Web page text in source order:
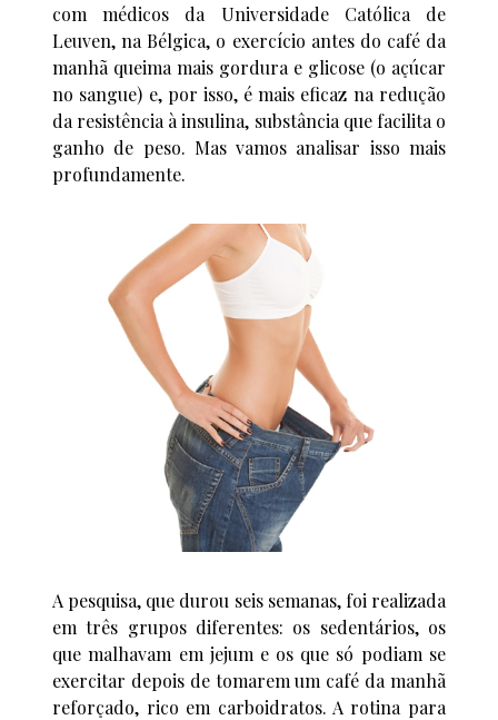
com médicos da Universidade Católica de
Leuven, na Bélgica, o exercício antes do café da
manhã queima mais gordura e glicose (o açúcar
no sangue) e, por isso, é mais eficaz na redução
da resistência à insulina, substância que facilita o
ganho de peso. Mas vamos analisar isso mais
profundamente.
A pesquisa, que durou seis semanas, foi realizada
em três grupos diferentes: os sedentários, os
que malhavam em jejum e os que só podiam se
exercitar depois de tomarem um café da manhã
reforçado, rico em carboidratos. A rotina para